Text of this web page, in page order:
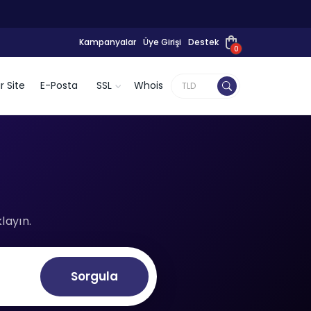
Kampanyalar Üye Girişi Destek
0
Site E-Posta SSL Whois
Sorgula